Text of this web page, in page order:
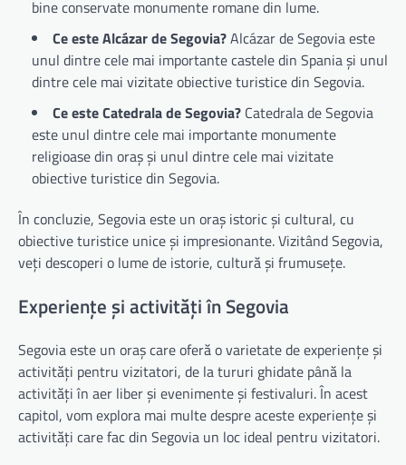
bine conservate monumente romane din lume.
Ce este Alcázar de Segovia?Alcázar de Segovia este
unul dintre cele mai importante castele din Spania și unul
dintre cele mai vizitate obiective turistice din Segovia.
Ce este Catedrala de Segovia? Catedrala de Segovia
este unul dintre cele mai importante monumente
religioase din oraș și unul dintre cele mai vizitate
obiective turistice din Segovia.
În concluzie, Segovia este un oraș istoric și cultural, cu
obiective turistice unice și impresionante. Vizitând Segovia,
veți descoperi o lume de istorie, cultură și frumusețe.
Experiențe și activități în Segovia
Segovia este un oraș care oferă o varietate de experiențe și
activități pentru vizitatori, de la tururi ghidate până la
activități în aer liber și evenimente și festivaluri. În acest
capitol, vom explora mai multe despre aceste experiențe și
activități care fac din Segovia un loc ideal pentru vizitatori.